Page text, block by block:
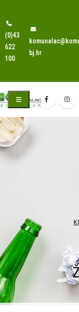
(0)43
622
100
bj.hr